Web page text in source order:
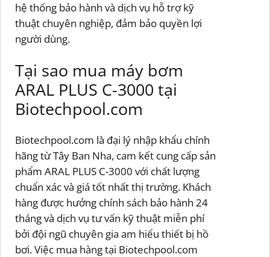
hệ thống bảo hành và dịch vụ hỗ trợ kỹ
thuật chuyên nghiệp, đảm bảo quyền lợi
người dùng.
Tại sao mua máy bơm
ARAL PLUS C-3000 tại
Biotechpool.com
Biotechpool.com là đại lý nhập khẩu chính
hãng từ Tây Ban Nha, cam kết cung cấp sản
phẩm ARAL PLUS C-3000 với chất lượng
chuẩn xác và giá tốt nhất thị trường. Khách
hàng được hưởng chính sách bảo hành 24
tháng và dịch vụ tư vấn kỹ thuật miễn phí
bởi đội ngũ chuyên gia am hiểu thiết bị hồ
bơi. Việc mua hàng tại Biotechpool.com